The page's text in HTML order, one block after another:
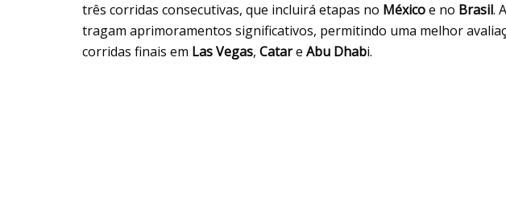
três corridas consecutivas, que incluirá etapas no Méxicoe no Brasil.
tragam aprimoramentos significativos, permitindo uma melhor
corridas finais em Las Vegas, Catare Abu Dhabi.